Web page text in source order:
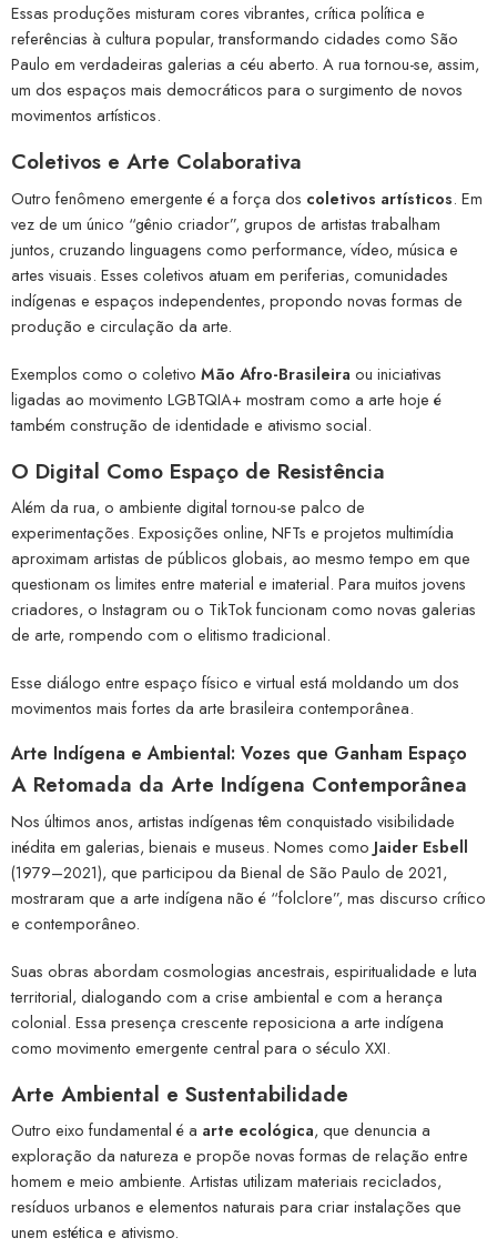
Essas produções misturam cores vibrantes, crítica política e
referências à cultura popular, transformando cidades como São
Paulo em verdadeiras galerias a céu aberto. A rua tornou-se, assim,
um dos espaços mais democráticos para o surgimento de novos
movimentos artísticos.
Coletivos e Arte Colaborativa
Outro fenômeno emergente é a força dos coletivos artísticos. Em
vez de um único “gênio criador”, grupos de artistas trabalham
juntos, cruzando linguagens como performance, vídeo, música e
artes visuais. Esses coletivos atuam em periferias, comunidades
indígenas e espaços independentes, propondo novas formas de
produção e circulação da arte.
Exemplos como o coletivo Mão Afro-Brasileira ou iniciativas
ligadas ao movimento LGBTQIA+ mostram como a arte hoje é
também construção de identidade e ativismo social.
O Digital Como Espaço de Resistência
Além da rua, o ambiente digital tornou-se palco de
experimentações. Exposições online, NFTs e projetos multimídia
aproximam artistas de públicos globais, ao mesmo tempo em que
questionam os limites entre material e imaterial. Para muitos jovens
criadores, o Instagram ou o TikTok funcionam como novas galerias
de arte, rompendo com o elitismo tradicional.
Esse diálogo entre espaço físico e virtual está moldando um dos
movimentos mais fortes da arte brasileira contemporânea.
Arte Indígena e Ambiental: Vozes que Ganham Espaço
A Retomada da Arte Indígena Contemporânea
Nos últimos anos, artistas indígenas têm conquistado visibilidade
inédita em galerias, bienais e museus. Nomes como Jaider Esbell
(1979–2021), que participou da Bienal de São Paulo de 2021,
mostraram que a arte indígena não é “folclore”, mas discurso crítico
e contemporâneo.
Suas obras abordam cosmologias ancestrais, espiritualidade e luta
territorial, dialogando com a crise ambiental e com a herança
colonial. Essa presença crescente reposiciona a arte indígena
como movimento emergente central para o século XXI.
Arte Ambiental e Sustentabilidade
Outro eixo fundamental é a arte ecológica, que denuncia a
exploração da natureza e propõe novas formas de relação entre
homem e meio ambiente. Artistas utilizam materiais reciclados,
resíduos urbanos e elementos naturais para criar instalações que
unem estética e ativismo.